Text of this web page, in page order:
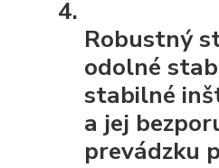
Robustný
odolné
stabilné
a jej
prevádzku